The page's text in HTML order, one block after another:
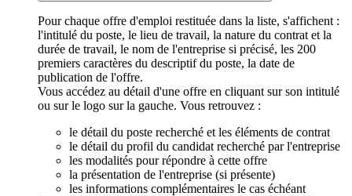
Pour chaque offre d'emploi restituée dans la liste, s'affichent :
l'intitulé du poste, le lieu de travail, la nature du contrat et la
durée de travail, le nom de l'entreprise si précisé, les 200
premiers caractères du descriptif du poste, la date de
publication de l'offre.
Vous accédez au détail d'une offre en cliquant sur son intitulé
ou sur le logo sur la gauche. Vous retrouvez :
le détail du poste recherché et les éléments de contrat
le détail du profil du candidat recherché par l'entreprise
les modalités pour répondre à cette offre
la présentation de l'entreprise (si présente)
les informations complémentaires le cas échéant